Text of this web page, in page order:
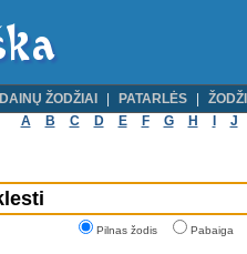
DAINŲ ŽODŽIAI PATARLĖS
A
B C D E F G H J
Pilnas žodis Pabaiga